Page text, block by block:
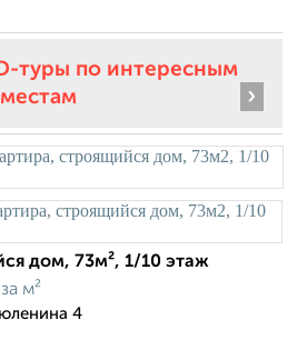
туры по интересным
местам
›
дом, 73м², 1/10 этаж
за м²
4